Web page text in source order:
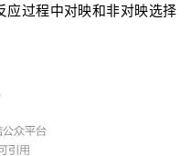
应过程中对映和非对映选择